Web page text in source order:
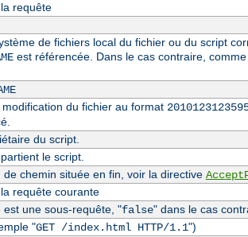
requête
de fichiers local du fichier ou du script
est référencée. Dans le cas contraire,
du fichier au format
du script.
le script.
chemin située en fin, voir la directive
requête courante
une sous-requête, "false" dans le cas
"GET /index.html HTTP/1.1")